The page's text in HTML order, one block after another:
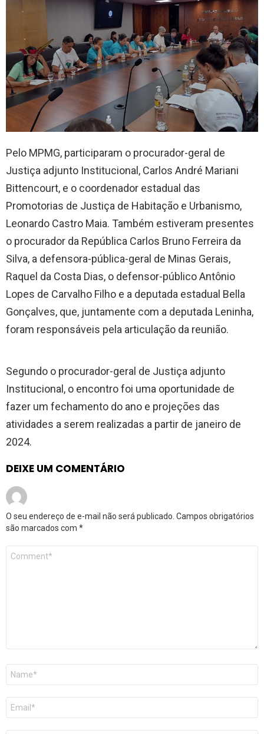
Pelo MPMG, participaram o procurador-geral de
Justiça adjunto Institucional, Carlos André Mariani
Bittencourt, e o coordenador estadual das
Promotorias de Justiça de Habitação e Urbanismo,
Leonardo Castro Maia. Também estiveram presentes
o procurador da República Carlos Bruno Ferreira da
Silva, a defensora-pública-geral de Minas Gerais,
Raquel da Costa Dias, o defensor-público Antônio
Lopes de Carvalho Filho e a deputada estadual Bella
Gonçalves, que, juntamente com a deputada Leninha,
foram responsáveis pela articulação da reunião.
Segundo o procurador-geral de Justiça adjunto
Institucional, o encontro foi uma oportunidade de
fazer um fechamento do ano e projeções das
atividades a serem realizadas a partir de janeiro de
2024.
DEIXE UM COMENTÁRIO
O seu endereço de e-mail não será publicado. Campos obrigatórios
são marcados com *
Comentário
Nome
E-
mail
*